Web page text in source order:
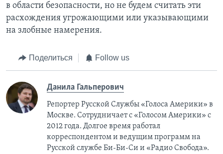
в области безопасности, но не будем считать эти
расхождения угрожающими или указывающими
на злобные намерения.
Поделиться Follow us
Данила Гальперович
Репортер Русской Службы «Голоса Америки» в
Москве. Сотрудничает с «Голосом Америки» с
2012 года. Долгое время работал
корреспондентом и ведущим программ на
Русской службе Би-Би-Си и «Радио Свобода».